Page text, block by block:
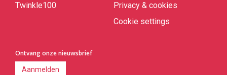
Twinkle100
Privacy & cookies
Cookie settings
Ontvang onze nieuwsbrief
Aanmelden